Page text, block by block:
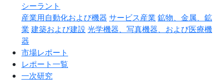
シーラント
産業用自動化および機器 サービス産業 鉱物、金属、鉱
業 建築および建設 光学機器、写真機器、および医療機
器
市場レポート
レポート一覧
一次研究